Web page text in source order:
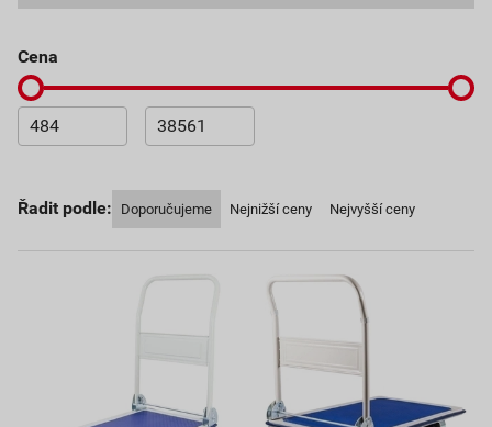
cena
Řadit podle: Doporučujeme Nejnižší ceny Nejvyšší ceny